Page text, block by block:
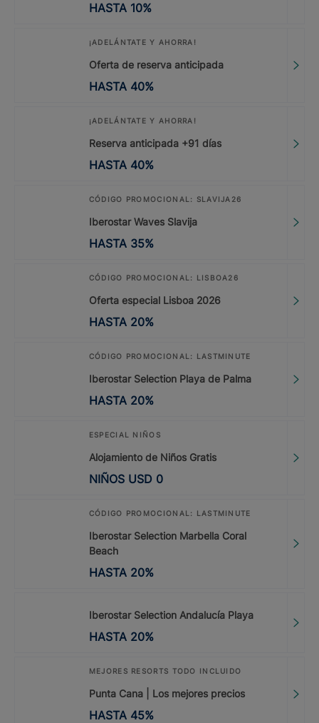
HASTA 10%
¡ADELÁNTATE Y AHORRA!
Oferta de reserva anticipada
HASTA 40%
¡ADELÁNTATE Y AHORRA!
Reserva anticipada +91 días
HASTA 40%
CÓDIGO PROMOCIONAL: SLAVIJA26
Iberostar Waves Slavija
HASTA 35%
CÓDIGO PROMOCIONAL: LISBOA26
Oferta especial Lisboa 2026
HASTA 20%
CÓDIGO PROMOCIONAL: LASTMINUTE
Iberostar Selection Playa de Palma
HASTA 20%
ESPECIAL NIÑOS
Alojamiento de Niños Gratis
NIÑOS USD 0
CÓDIGO PROMOCIONAL: LASTMINUTE
Iberostar Selection Marbella Coral
Beach
HASTA 20%
Iberostar Selection Andalucía Playa
HASTA 20%
MEJORES RESORTS TODO INCLUIDO
Punta Cana | Los mejores precios
HASTA 45%